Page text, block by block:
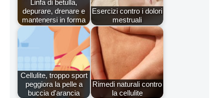
Linfa di betulla,
depurare, drenare e
mantenersi in forma
Esercizi contro i dolori
mestruali
Cellulite, troppo sport
peggiora la pelle a
buccia d'arancia
Rimedi naturali contro
la cellulite